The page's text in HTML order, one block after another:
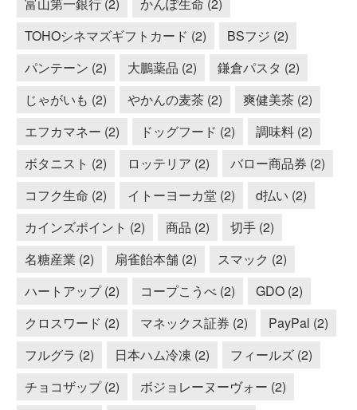
富山第一銀行 (2)
かんぽ生命 (2)
TOHOシネマズギフトカード (2)
BSフジ (2)
パンテーン (2)
大鵬薬品 (2)
鎌倉パスタ (2)
じゃがいも (2)
やかんの麦茶 (2)
爽健美茶 (2)
エフカマネー (2)
ドッグフード (2)
調味料 (2)
ボタニスト (2)
ロッテリア (2)
バロー商品券 (2)
コフク生命 (2)
イトーヨーカ堂 (2)
d払い (2)
カインズポイント (2)
商品 (2)
切手 (2)
名糖産業 (2)
扇雀飴本舗 (2)
スマック (2)
ハートアップ (2)
コープこうべ (2)
GDO (2)
クロスワード (2)
マネックス証券 (2)
PayPal (2)
フルグラ (2)
日本ハム冷凍 (2)
フィールズ (2)
チョコザップ (2)
ボジョレーヌーヴォー (2)